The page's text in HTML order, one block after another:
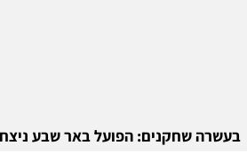
בעשרה שחקנים: הפועל באר שבע ניצחה 0:1 את הכוכב